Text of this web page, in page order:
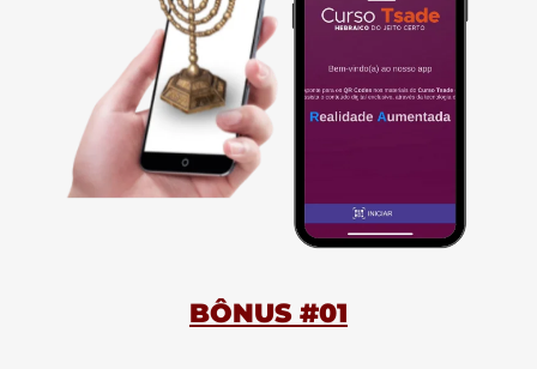
BÔNUS #01